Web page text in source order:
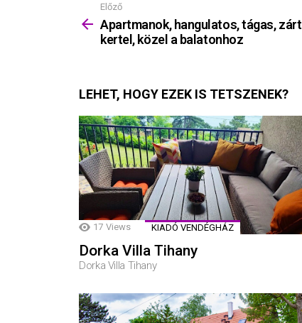
Mutass
többet
Előző
Apartmanok, hangulatos, tágas, zárt
kertel, közel a balatonhoz
LEHET, HOGY EZEK IS TETSZENEK?
17 Views KIADÓ VENDÉGHÁZ
Dorka Villa Tihany
Dorka Villa Tihany